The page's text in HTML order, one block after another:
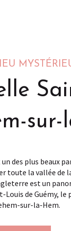
un des plus beaux
toute la vallée de
est un
de Guémy, le
sur-la-Hem.